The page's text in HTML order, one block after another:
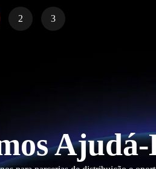
2 3